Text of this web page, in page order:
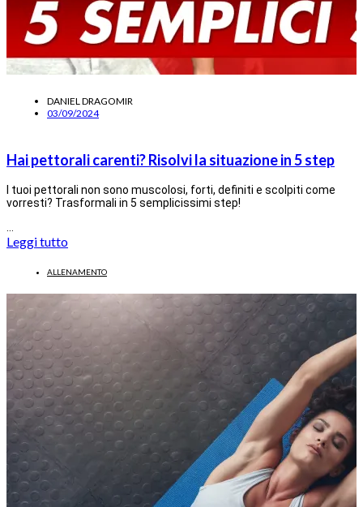
DANIEL DRAGOMIR
03/09/2024
Hai pettorali carenti? Risolvi la situazione in 5 step
I tuoi pettorali non sono muscolosi, forti, definiti e scolpiti come
vorresti? Trasformali in 5 semplicissimi step!
Leggi tutto
ALLENAMENTO